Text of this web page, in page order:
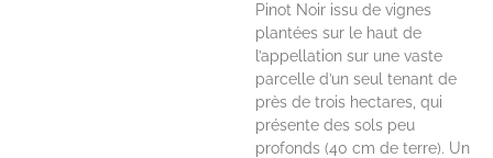
Pinot Noir issu de vignes
plantées sur le haut de
l’appellation sur une vaste
parcelle d’un seul tenant de
près de trois hectares, qui
présente des sols peu
profonds (40 cm de terre). Un